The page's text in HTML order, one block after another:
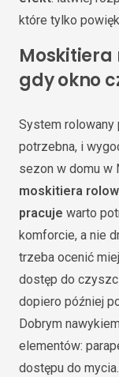
które tylko
gdy okno
System rolowany
potrzebna, i
sezon w domu w
moskitiera
pracuje warto
komforcie, a nie
trzeba ocenić
dostęp do
dopiero później
Dobrym
elementów:
dostępu do